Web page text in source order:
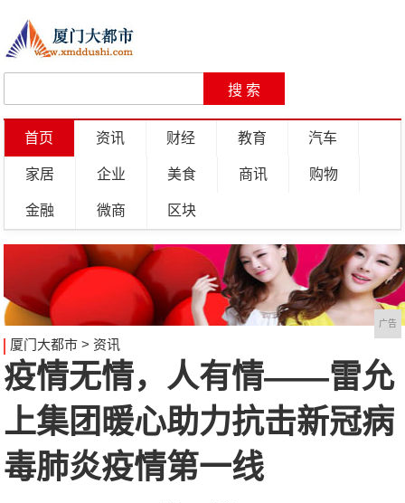
首页 资讯 财经 教育 汽车
家居 企业 美食 商讯 购物
金融 微商 区块
广告
厦门大都市> 资讯
疫情无情，人有情——雷允
上集团暖心助力抗击新冠病
毒肺炎疫情第一线